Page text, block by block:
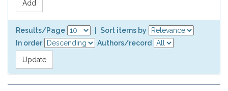
Results/Page
Sort items by
In order
Authors/record